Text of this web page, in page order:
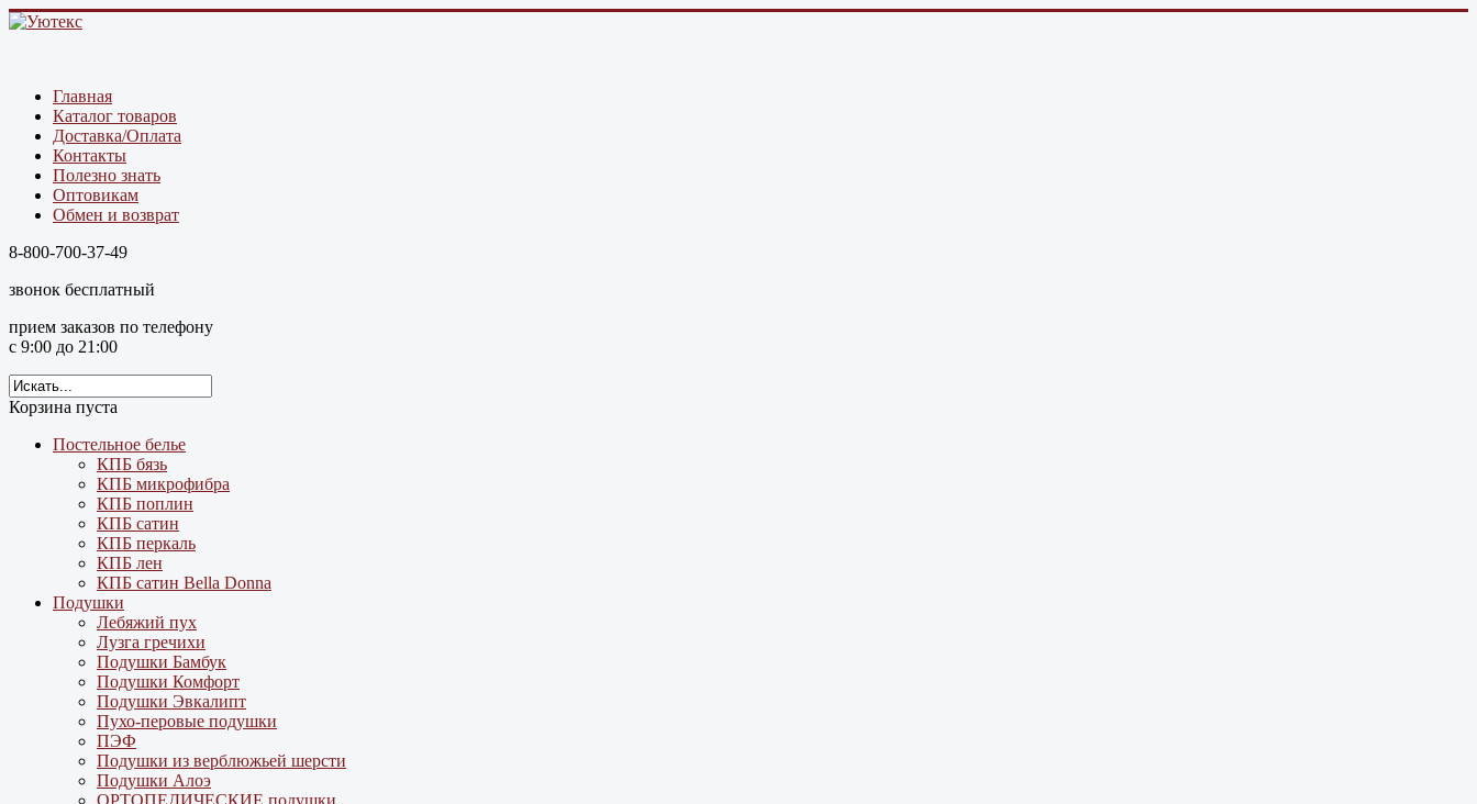
Главная
Каталог товаров
Доставка/Оплата
Контакты
Полезно знать
Оптовикам
Обмен и возврат
8-800-700-37-49
звонок бесплатный
прием заказов по телефону
с 9:00 до 21:00
Корзина пуста
Постельное белье
КПБ бязь
КПБ микрофибра
КПБ поплин
КПБ сатин
КПБ перкаль
КПБ лен
КПБ сатин Bella Donna
Подушки
Лебяжий пух
Лузга гречихи
Подушки Бамбук
Подушки Комфорт
Подушки Эвкалипт
Пухо-перовые подушки
ПЭФ
Подушки из верблюжьей шерсти
Подушки Алоэ
ОРТОПЕДИЧЕСКИЕ подушки